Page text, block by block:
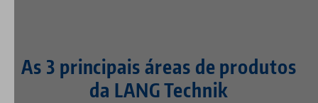
As 3 principais áreas de produtos
da LANG Technik